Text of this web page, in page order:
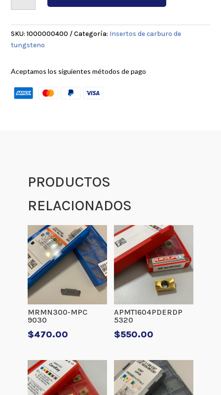
cantidad
SKU:1000000400 Categoría: Insertos de carburo de
tungsteno
Aceptamos los siguientes métodos de pago
PRODUCTOS
RELACIONADOS
MRMN300-MPC
9030
$470.00
APMT1604PDERDP
5320
$550.00